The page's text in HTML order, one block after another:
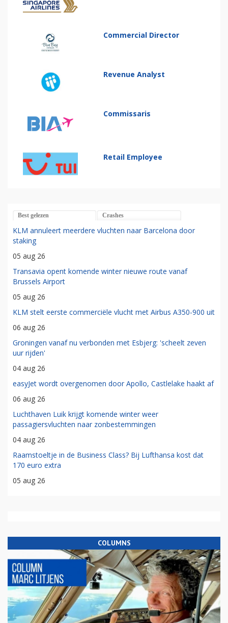
Commercial Director
Revenue Analyst
Commissaris
Retail Employee
Best gelezen Crashes
KLM annuleert meerdere vluchten naar Barcelona door
staking
05 aug 26
Transavia opent komende winter nieuwe route vanaf
Brussels Airport
05 aug 26
KLM stelt eerste commerciële vlucht met Airbus A350-900 uit
06 aug 26
Groningen vanaf nu verbonden met Esbjerg: 'scheelt zeven
uur rijden'
04 aug 26
easyJet wordt overgenomen door Apollo, Castlelake haakt af
06 aug 26
Luchthaven Luik krijgt komende winter weer
passagiersvluchten naar zonbestemmingen
04 aug 26
Raamstoeltje in de Business Class? Bij Lufthansa kost dat
170 euro extra
05 aug 26
COLUMNS